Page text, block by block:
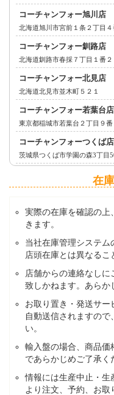
コーチャンフォー旭川店
北海道旭川市宮前１条２丁目
コーチャンフォー釧路店
北海道釧路市春採７丁目１番２
コーチャンフォー北見店
北海道北見市並木町５２１
コーチャンフォー若葉台店
東京都稲城市若葉台２丁目９番
コーチャンフォーつくば店
茨城県つくば市学園の森3丁目
在
実際の在庫を確認の上
きます。
当社在庫管理システ
店頭在庫とは異なるこ
店舗からの連絡なし
致しかねます。あらか
お取り置き・発送サ
自動送信されますので
い。
輸入盤の場合、商品価
であらかじめご了承く
情報には生産中止・生
より注文、予約、お